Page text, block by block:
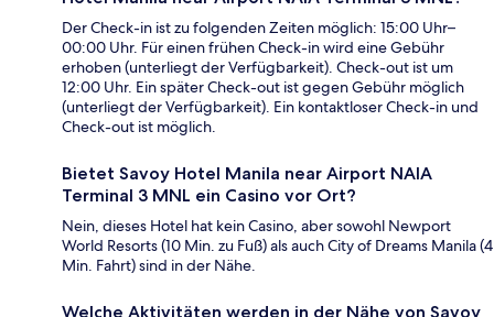
Der Check-in ist zu folgenden Zeiten möglich: 15:00 Uhr–
00:00 Uhr. Für einen frühen Check-in wird eine Gebühr
erhoben (unterliegt der Verfügbarkeit). Check-out ist um
12:00 Uhr. Ein später Check-out ist gegen Gebühr möglich
(unterliegt der Verfügbarkeit). Ein kontaktloser Check-in und
Check-out ist möglich.
Bietet Savoy Hotel Manila near Airport NAIA
Terminal 3 MNL ein Casino vor Ort?
Nein, dieses Hotel hat kein Casino, aber sowohl Newport
World Resorts (10 Min. zu Fuß) als auch City of Dreams Manila (4
Min. Fahrt) sind in der Nähe.
Welche Aktivitäten werden in der Nähe von Savoy